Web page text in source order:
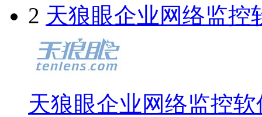
2 天狼眼企业网络监控
天狼眼企业网络监控软